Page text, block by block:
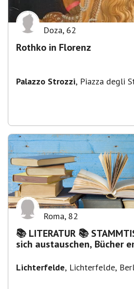
Doza, 62
Rothko in Florenz
Palazzo Strozzi, Piazza degli
Roma, 82
📚 LITERATUR 📚 STAMMTISCH - BRUNCH -
sich austauschen, Bücher
Lichterfelde, Lichterfelde,